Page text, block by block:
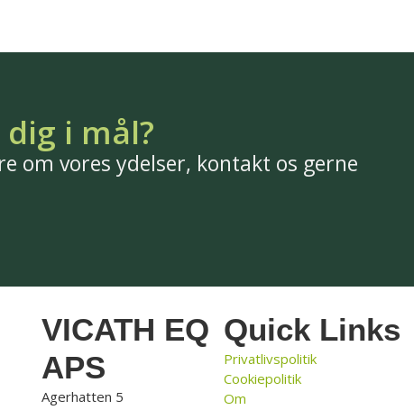
i mål?
om vores ydelser, kontakt os gerne
VICATH EQ
APS
Agerhatten 5
Quick Links
Privatlivspolitik
Cookiepolitik
Om